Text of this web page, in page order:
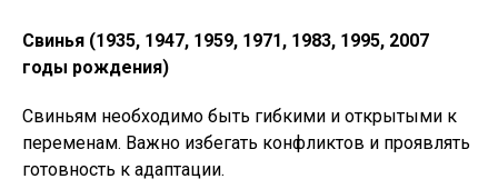
Свинья (1935, 1947, 1959, 1971, 1983, 1995, 2007
годы рождения)
Свиньям необходимо быть гибкими и открытыми к
переменам. Важно избегать конфликтов и проявлять
готовность к адаптации.